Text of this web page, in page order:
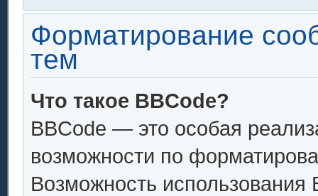
Форматирование
тем
Что такое BBCode?
BBCode — это особая
возможности по
Возможность использования